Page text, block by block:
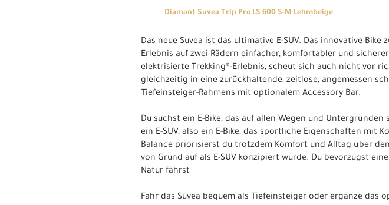
Diamant Suvea Trip Pro LS 600 S-M Lehmbeige
Das neue Suvea ist das ultimative E-SUV. Das innovative
Erlebnis auf zwei Rädern einfacher, komfortabler und
elektrisierte Trekking®-Erlebnis, scheut sich auch nicht vor
gleichzeitig in eine zurückhaltende, zeitlose, angemessen
Tiefeinsteiger-Rahmens mit optionalem Accessory Bar.
Du suchst ein E-Bike, das auf allen Wegen und
ein E-SUV, also ein E-Bike, das sportliche Eigenschaften
Balance priorisierst du trotzdem Komfort und Alltag über
von Grund auf als E-SUV konzipiert wurde. Du bevorzugst
Natur fährst
Fahr das Suvea bequem als Tiefeinsteiger oder ergänze das